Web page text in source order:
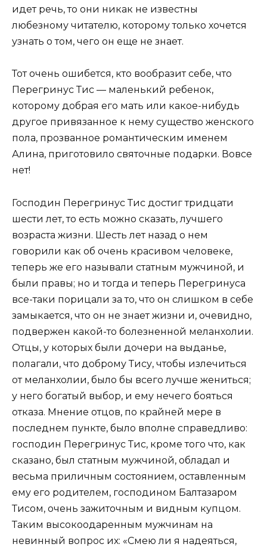
идет речь, то они никак не известны
любезному читателю, которому только хочется
узнать о том, чего он еще не знает.
Тот очень ошибется, кто вообразит себе, что
Перегринус Тис — маленький ребенок,
которому добрая его мать или какое-нибудь
другое привязанное к нему существо женского
пола, прозванное романтическим именем
Алина, приготовило святочные подарки. Вовсе
нет!
Господин Перегринус Тис достиг тридцати
шести лет, то есть можно сказать, лучшего
возраста жизни. Шесть лет назад о нем
говорили как об очень красивом человеке,
теперь же его называли статным мужчиной, и
были правы; но и тогда и теперь Перегринуса
все-таки порицали за то, что он слишком в себе
замыкается, что он не знает жизни и, очевидно,
подвержен какой-то болезненной меланхолии.
Отцы, у которых были дочери на выданье,
полагали, что доброму Тису, чтобы излечиться
от меланхолии, было бы всего лучше жениться;
у него богатый выбор, и ему нечего бояться
отказа. Мнение отцов, по крайней мере в
последнем пункте, было вполне справедливо:
господин Перегринус Тис, кроме того что, как
сказано, был статным мужчиной, обладал и
весьма приличным состоянием, оставленным
ему его родителем, господином Балтазаром
Тисом, очень зажиточным и видным купцом.
Таким высокоодаренным мужчинам на
невинный вопрос их: «Смею ли я надеяться,